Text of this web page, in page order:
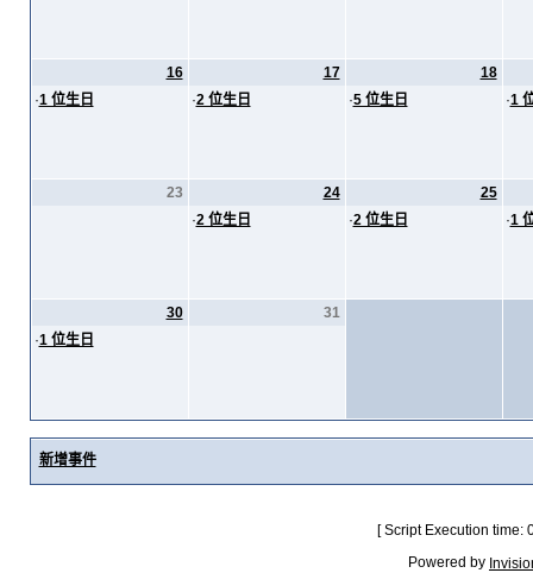
16
·1 位生日
17
·2 位生日
18
·5 位生日 ·1
23
24
·2 位生日
25
·2 位生日 ·1
30
·1 位生日
31
新增事件
[ Script Execution
Powered by